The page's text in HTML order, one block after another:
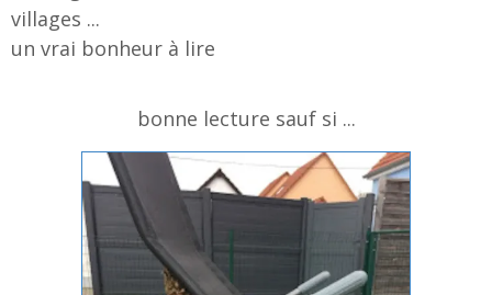
villages ...
un vrai bonheur à lire
bonne lecture sauf si ...